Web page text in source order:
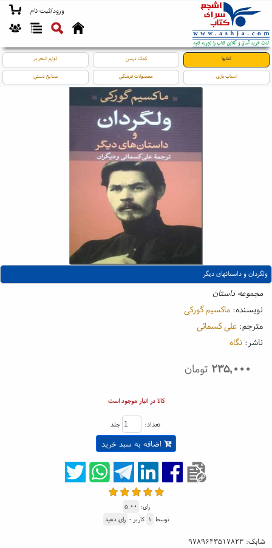
ورود/ثبت نام
کتابها کمک درسی لوازم التحریر
اسباب بازی محصولات فرهنگی صنایع دستی
ولگردان و داستانهای دیگر
مجموعه داستان
نویسنده: ماکسیم گورکی
مترجم: علی کسمائی
ناشر: نگاه
۲۳۵,۰۰۰ تومان
کالا در انبار موجود است
تعداد: جلد
اضافه به سبد خرید
رای: ۵.۰۰
توسط ۱ کاربر - رای دهید
شابک:۹۷۸۹۶۴۳۵۱۷۸۲۳